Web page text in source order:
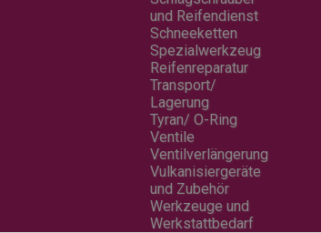
und Reifendienst
Schneeketten
Spezialwerkzeug
Reifenreparatur
Transport/
Lagerung
Tyran/ O-Ring
Ventile
Ventilverlängerung
Vulkanisiergeräte
und Zubehör
Werkzeuge und
Werkstattbedarf